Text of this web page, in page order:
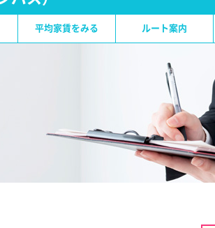
平均家賃をみる ルート案内